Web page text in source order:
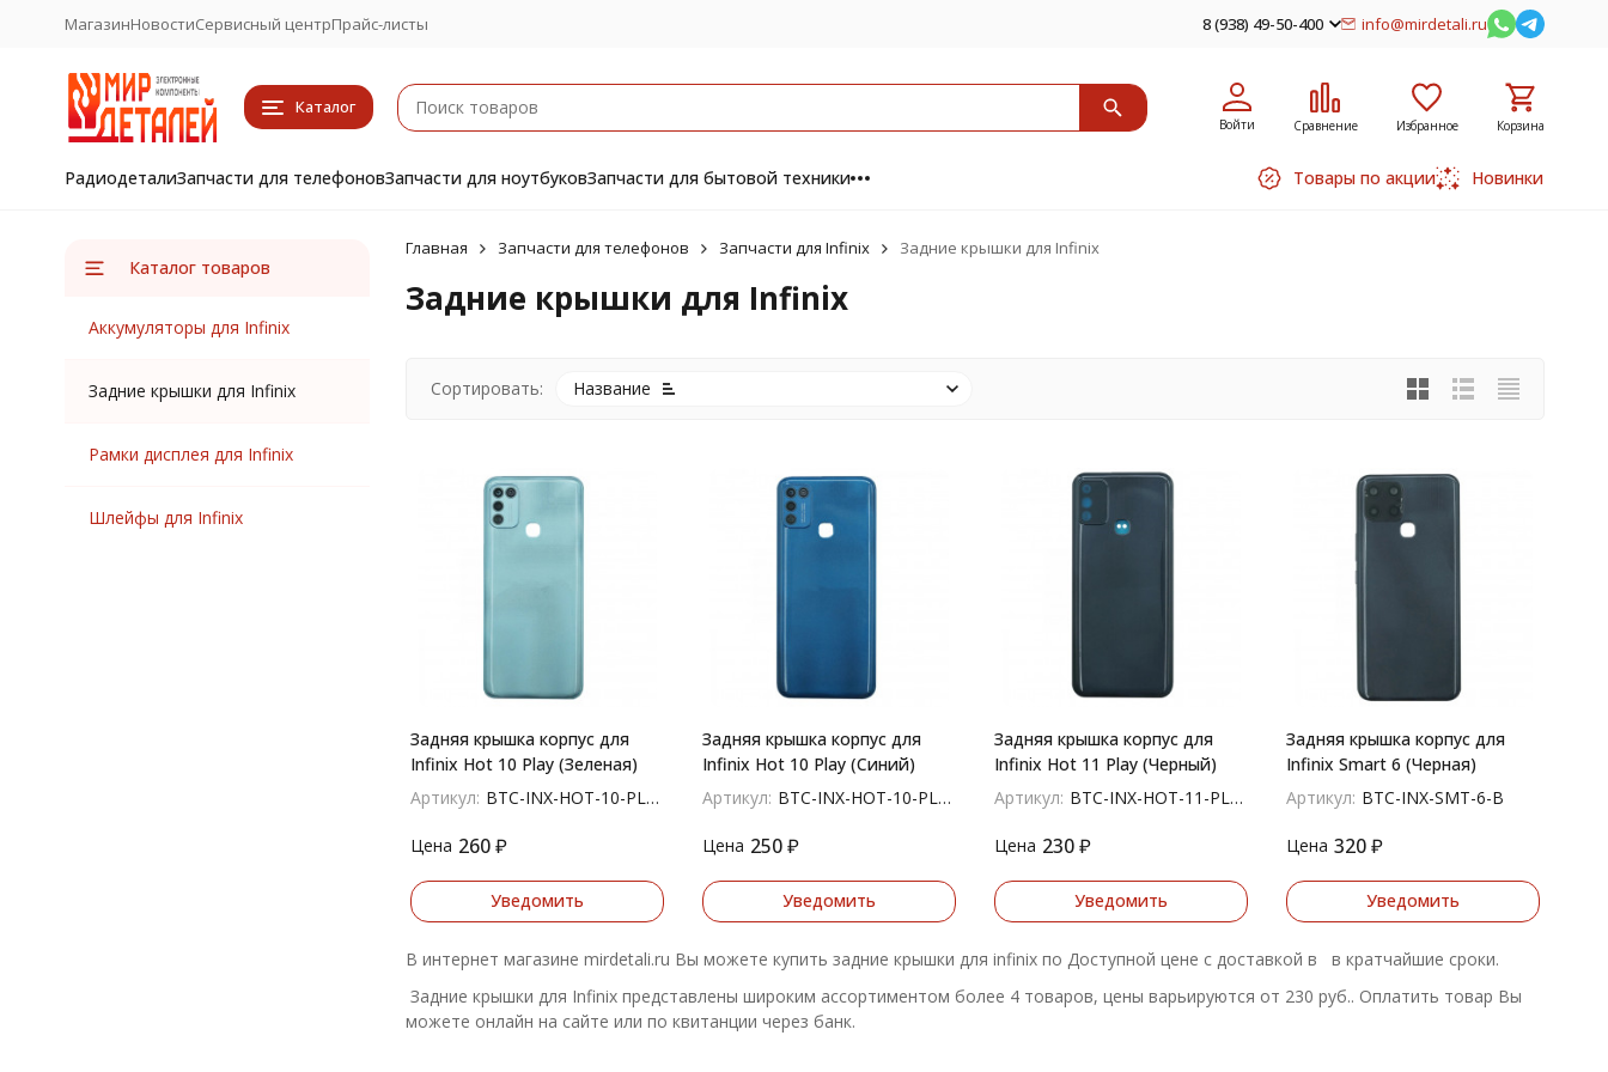
МагазинНовостиСервисный центрПрайс-листы 8 (938) 49-50-400 info@mirdetali.ru
Каталог
Войти Сравнение Избранное Корзина
РадиодеталиЗапчасти для телефоновЗапчасти для ноутбуковЗапчасти для бытовой техники Товары по акции Новинки
Главная Запчасти для телефонов Запчасти для Infinix Задние крышки для Infinix
Задние крышки для Infinix
Сортировать: Название
Задняя крышка корпус для
Infinix Hot 10 Play (Зеленая)
Артикул: BTC-INX-HOT-10-PLY-GN
Цена 260 ₽
Уведомить
Задняя крышка корпус для
Infinix Hot 10 Play (Синий)
Артикул: BTC-INX-HOT-10-PLY-BL
Цена 250 ₽
Уведомить
Задняя крышка корпус для
Infinix Hot 11 Play (Черный)
Артикул: BTC-INX-HOT-11-PLY-B
Цена 230 ₽
Уведомить
Задняя крышка корпус для
Infinix Smart 6 (Черная)
Артикул: BTC-INX-SMT-6-B
Цена 320 ₽
Уведомить
В интернет магазине mirdetali.ru Вы можете купить задние крышки для infinix по Доступной цене с доставкой в в кратчайшие сроки.
Задние крышки для Infinix представлены широким ассортиментом более 4 товаров, цены варьируются от 230 руб.. Оплатить товар Вы
можете онлайн на сайте или по квитанции через банк.
Каталог товаров
Аккумуляторы для Infinix
Задние крышки для Infinix
Рамки дисплея для Infinix
Шлейфы для Infinix